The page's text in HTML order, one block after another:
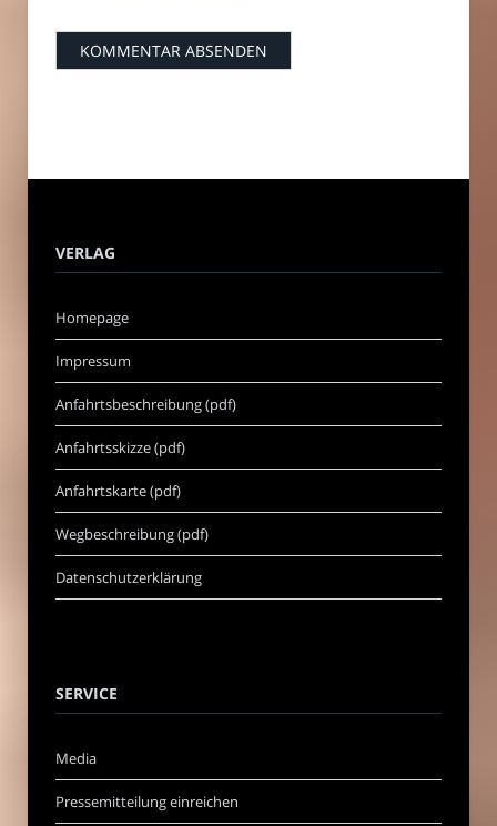
VERLAG
Homepage
Impressum
Anfahrtsbeschreibung (pdf)
Anfahrtsskizze (pdf)
Anfahrtskarte (pdf)
Wegbeschreibung (pdf)
Datenschutzerklärung
SERVICE
Media
Pressemitteilung einreichen